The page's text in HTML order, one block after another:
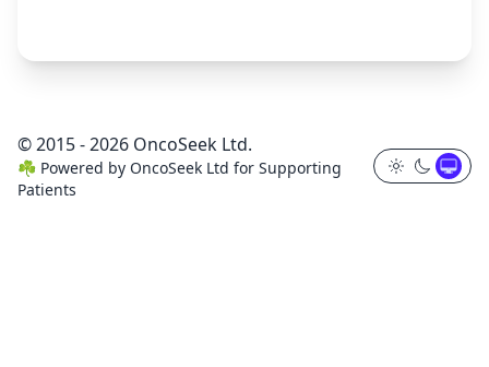
© 2015 - 2026 OncoSeek Ltd.
☘️ Powered by OncoSeek Ltd for Supporting
Patients